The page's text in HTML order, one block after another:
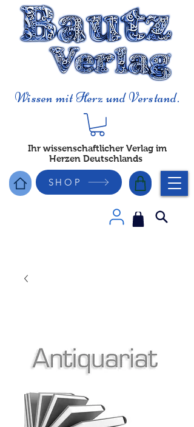
Wissen mit Herz und Verstand.
Ihr wissenschaftlicher Verlag im
Herzen Deutschlands
SHOP